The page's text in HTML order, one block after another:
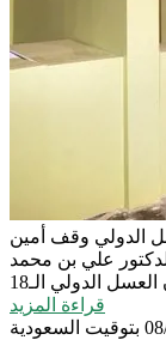
الدولي وقف أمين
علي بن محمد
الدولي الـ18
قراءة المزيد